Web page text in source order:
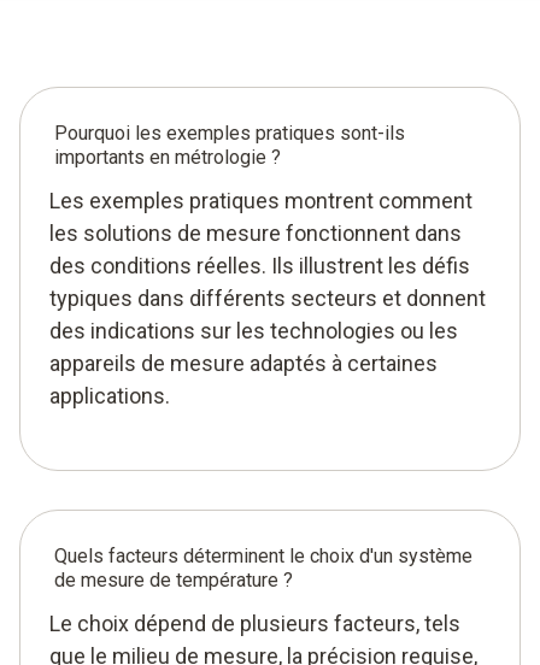
Pourquoi les exemples pratiques sont-ils
importants en métrologie ?
Les exemples pratiques montrent comment
les solutions de mesure fonctionnent dans
des conditions réelles. Ils illustrent les défis
typiques dans différents secteurs et donnent
des indications sur les technologies ou les
appareils de mesure adaptés à certaines
applications.
Quels facteurs déterminent le choix d'un système
de mesure de température ?
Le choix dépend de plusieurs facteurs, tels
que le milieu de mesure, la précision requise,